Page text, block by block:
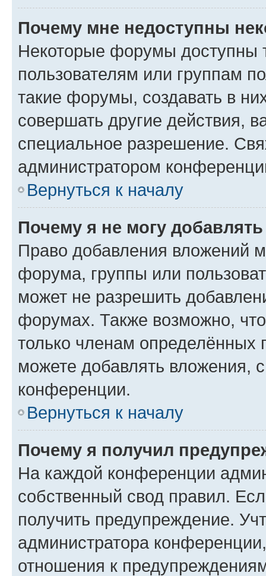
Почему мне недоступны
Некоторые форумы доступны
пользователям или группам
такие форумы, создавать в
совершать другие действия,
специальное разрешение.
администратором
Вернуться к началу
Почему я не могу
Право добавления вложений
форума, группы или
может не разрешить
форумах. Также возможно,
только членам определённых
можете добавлять вложения,
конференции.
Вернуться к началу
Почему я получил
На каждой конференции
собственный свод правил.
получить предупреждение.
администратора
отношения к